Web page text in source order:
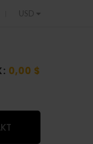
USD
0,00 $